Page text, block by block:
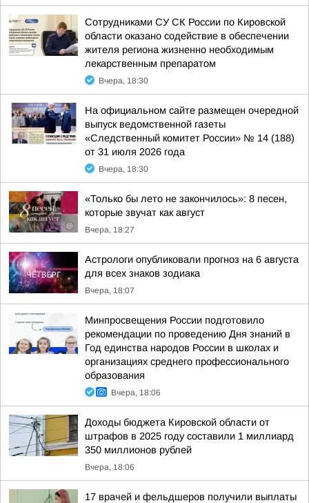
Сотрудниками СУ СК России по Кировской
области оказано содействие в обеспечении
жителя региона жизненно необходимым
лекарственным препаратом
Вчера, 18:30
На официальном сайте размещен очередной
выпуск ведомственной газеты
«Следственный комитет России» № 14 (188)
от 31 июля 2026 года
Вчера, 18:30
«Только бы лето не закончилось»: 8 песен,
которые звучат как август
Вчера, 18:27
Астрологи опубликовали прогноз на 6 августа
для всех знаков зодиака
Вчера, 18:07
Минпросвещения России подготовило
рекомендации по проведению Дня знаний в
Год единства народов России в школах и
организациях среднего профессионального
образования
Вчера, 18:06
Доходы бюджета Кировской области от
штрафов в 2025 году составили 1 миллиард
350 миллионов рублей
Вчера, 18:06
17 врачей и фельдшеров получили выплаты